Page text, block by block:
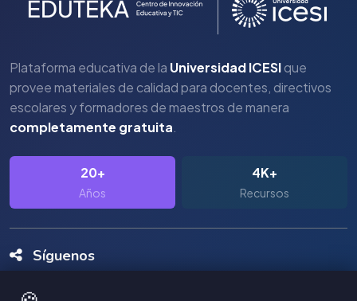
Plataforma educativa de la Universidad ICESIque
provee materiales de calidad para docentes, directivos
escolares y formadores de maestros de manera
completamente gratuita.
20+
Años
4K+
Recursos
Síguenos